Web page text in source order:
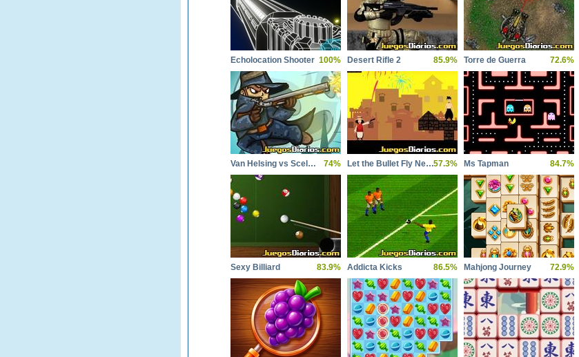
Echolocation Shooter 100% Desert Rifle 2 85.9% Torre de Guerra 72.6%
Van Helsing vs Sceletons 2 74% Let the Bullet Fly New Year57.3% Ms Tapman 84.7%
Sexy Billiard 83.9% Addicta Kicks 86.5% Mahjong Journey 72.9%